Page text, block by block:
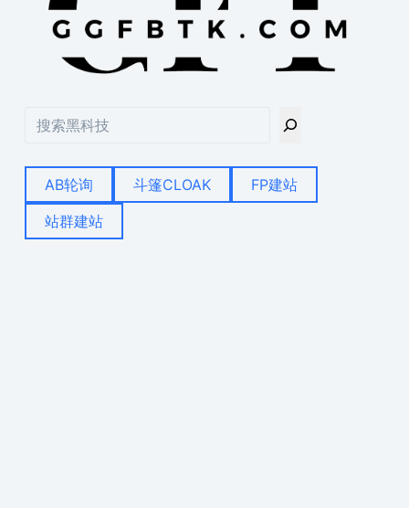
AB轮询 斗篷CLOAK
FP建站
站群建站